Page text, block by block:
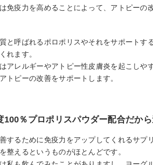
免疫力を高めることによって、アトピーの
と呼ばれるポロポリスやそれをサポートす
れます。
アレルギーやアトピー性皮膚炎を起こしや
トピーの改善をサポートします。
100％プロポリスパウダー配合だから
するために免疫力をアップしてくれるサプ
整えるというものがほとんどです。